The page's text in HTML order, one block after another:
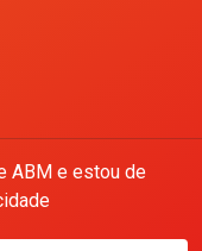
ABM e estou de